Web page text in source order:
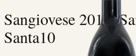
Sangiovese 2015,
Santa10